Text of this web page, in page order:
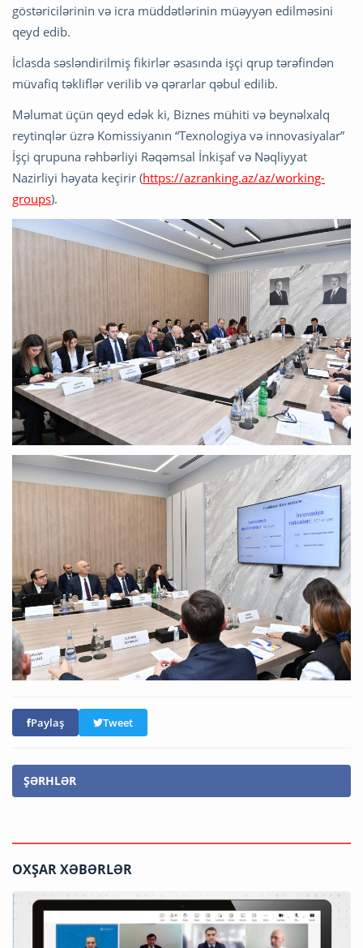
göstəricilərinin və icra müddətlərinin müəyyən edilməsini
qeyd edib.
İclasda səsləndirilmiş fikirlər əsasında işçi qrup tərəfindən
müvafiq təkliflər verilib və qərarlar qəbul edilib.
Məlumat üçün qeyd edək ki, Biznes mühiti və beynəlxalq
reytinqlər üzrə Komissiyanın “Texnologiya və innovasiyalar”
İşçi qrupuna rəhbərliyi Rəqəmsal İnkişaf və Nəqliyyat
Nazirliyi həyata keçirir (https://azranking.az/az/working-
groups).
Paylaş Tweet
ŞƏRHLƏR
OXŞAR XƏBƏRLƏR